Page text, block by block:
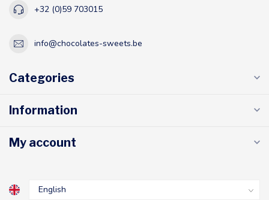
+32 (0)59 703015
info@chocolates-sweets.be
Categories
Information
My account